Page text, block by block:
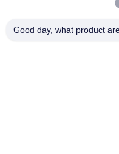
Good day, what product